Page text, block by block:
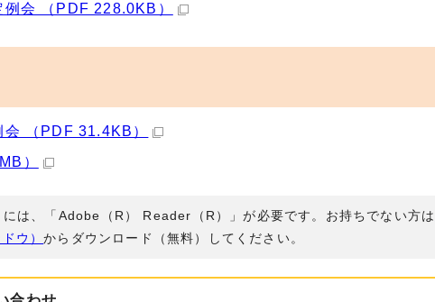
会 （PDF 228.0KB）
（PDF 31.4KB）
）
は、「Adobe（R） Reader（R）」が必要です。お持ちでない方は
ウ）からダウンロード（無料）してください。